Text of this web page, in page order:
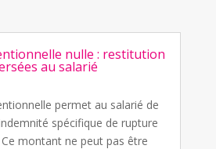
nulle : restitution
au salarié
permet au salarié de
spécifique de rupture
montant ne peut pas être